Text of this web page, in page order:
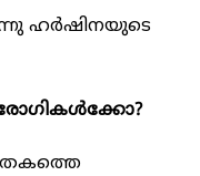
ഹർഷിനയുടെ